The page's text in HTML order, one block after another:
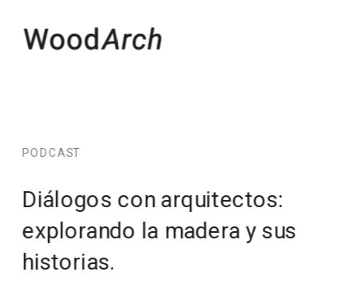
PODCAST
Diálogos con arquitectos:
explorando la madera y sus
historias.